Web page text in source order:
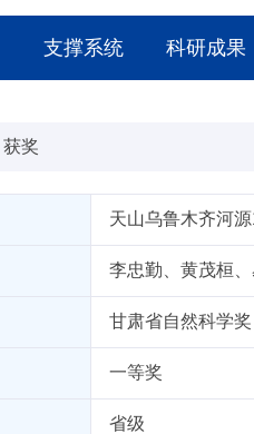
支撑系统 科研成果
获奖
天山乌鲁木齐河
李忠勤、黄茂桓
甘肃省自然科学奖
一等奖
省级